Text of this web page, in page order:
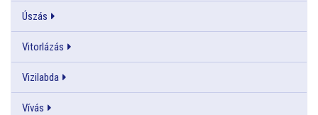
Úszás
Vitorlázás
Vizilabda
Vívás